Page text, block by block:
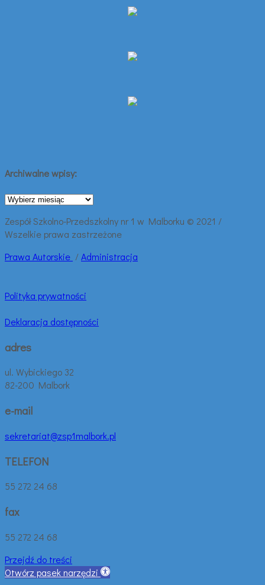
Archiwalne wpisy:
Archiwalne
Zespół Szkolno-Przedszkolny nr 1 w Malborku © 2021 /
Wszelkie prawa zastrzeżone
Prawa Autorskie /Administracja
Polityka prywatności
Deklaracja dostępności
adres
ul. Wybickiego 32
82-200 Malbork
e-mail
sekretariat@zsp1malbork.pl
TELEFON
55 272 24 68
fax
55 272 24 68
Przejdź do treści
Otwórz pasek narzędzi